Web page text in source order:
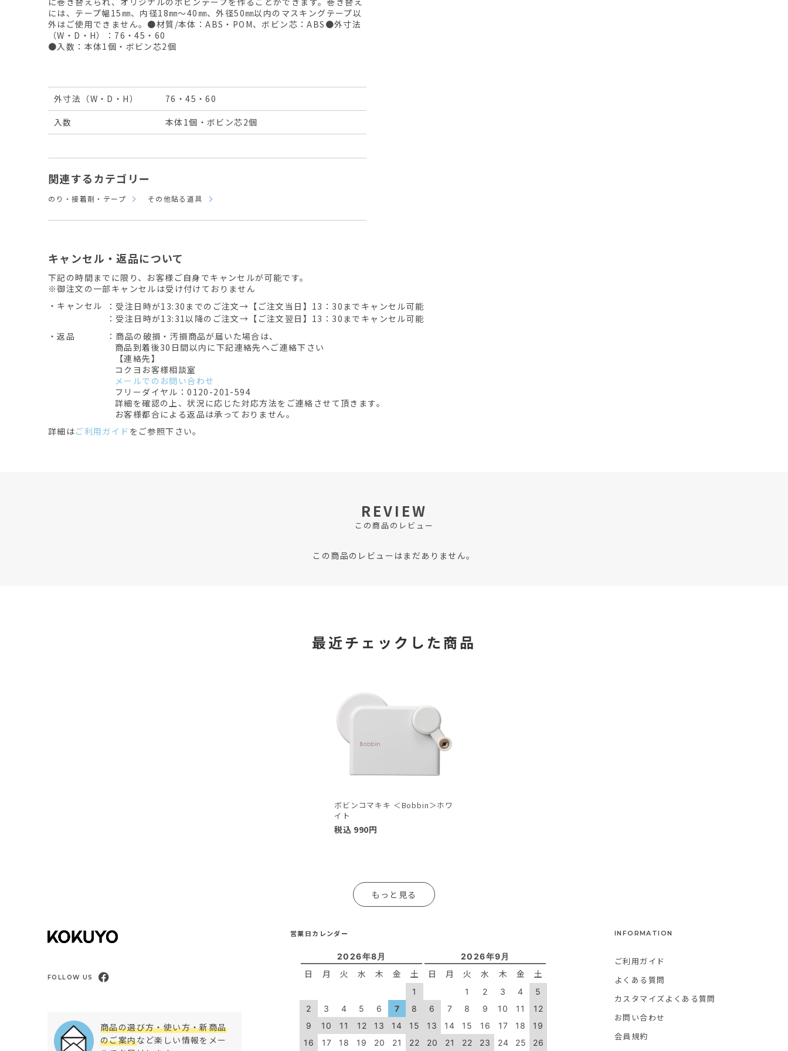
には、テープ幅15㎜、内径18㎜～40㎜、外径50㎜以内のマスキングテープ以
外はご使用できません。●材質/本体：ABS・POM、ボビン芯：ABS●外寸法
（W・D・H）：76・45・60
●入数：本体1個・ボビン芯2個
外寸法（W・D・H）
76・45・60
入数
本体1個・ボビン芯2個
関連するカテゴリー
のり・接着剤・テープ その他貼る道具
キャンセル・返品について
下記の時間までに限り、お客様ご自身でキャンセルが可能です。
※御注文の一部キャンセルは受け付けておりません
・キャンセル
：受注日時が13:30までのご注文→【ご注文当日】13：30までキャンセル可能
：受注日時が13:31以降のご注文→【ご注文翌日】13：30までキャンセル可能
・返品
：商品の破損・汚損商品が届いた場合は、
商品到着後30日間以内に下記連絡先へご連絡下さい
【連絡先】
コクヨお客様相談室
メールでのお問い合わせ
フリーダイヤル：0120-201-594
詳細を確認の上、状況に応じた対応方法をご連絡させて頂きます。
お客様都合による返品は承っておりません。
詳細はご利用ガイド をご参照下さい。
REVIEW
この商品のレビュー
この商品のレビューはまだありません。
最近チェックした商品
ボビンコマキキ ＜Bobbin＞ホワ
イト
税込 990円
もっと見る
FOLLOW US
商品の選び方・使い方・新商品
のご案内など楽しい情報をメー
営業日カレンダー
2026年8月
日 月 火 水 木 金 土
1
2
3 4 5 6 7
8
9
10 11 12 13 14
15
16
17 18 19 20 21 22
2026年9月
日 月 火 水 木 金 土
1 2 3 4
5
6
7 8 9 10 11
12
13
14 15 16 17 18
19
20
21 22 23 24 25 26
INFORMATION
ご利用ガイド
よくある質問
カスタマイズよくある質問
お問い合わせ
会員規約